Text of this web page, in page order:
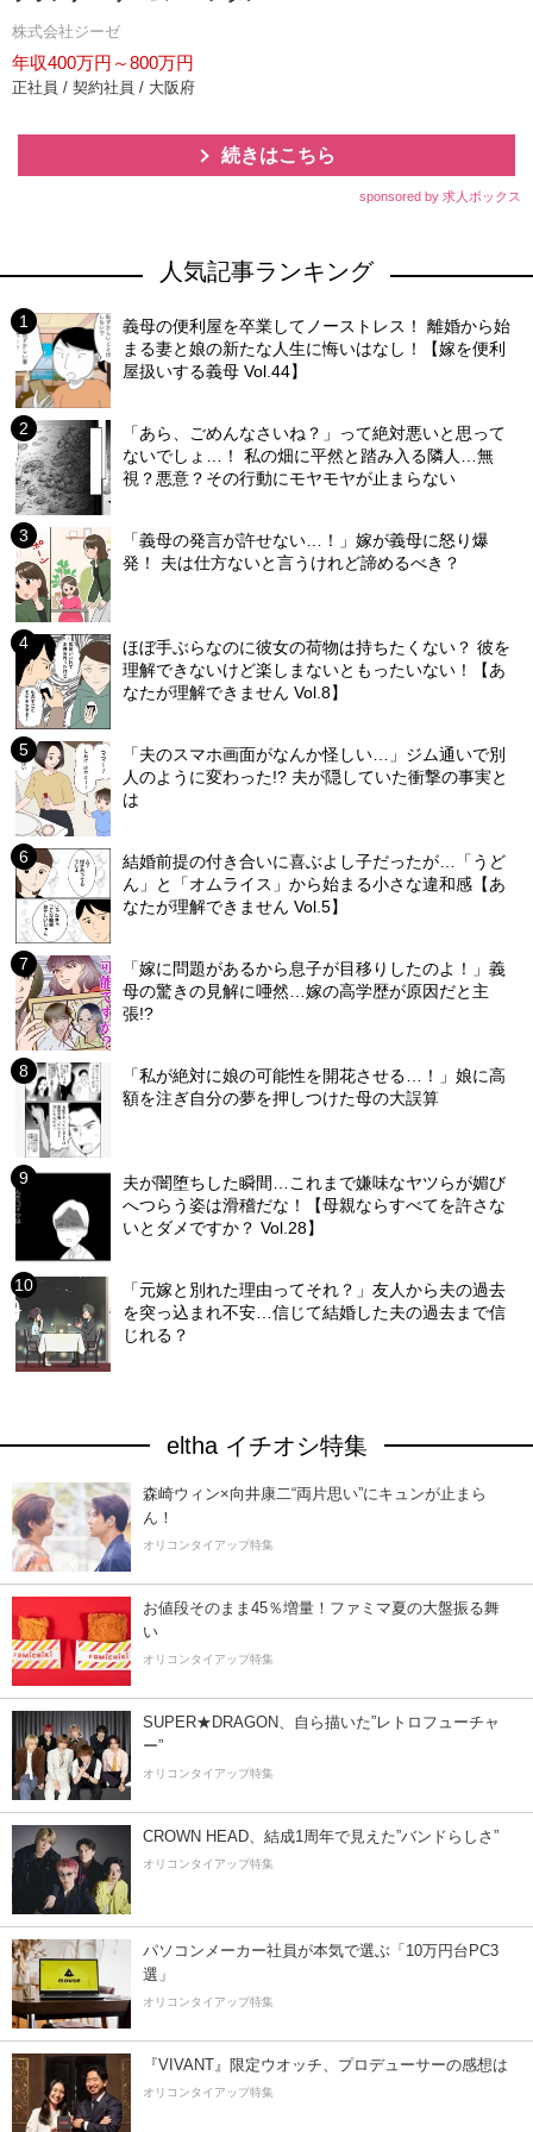
株式会社ジーゼ
年収400万円～800万円
正社員 / 契約社員 / 大阪府
続きはこちら
sponsored by 求人ボックス
人気記事ランキング
義母の便利屋を卒業してノーストレス！ 離婚から始
まる妻と娘の新たな人生に悔いはなし！【嫁を便利
屋扱いする義母 Vol.44】
「あら、ごめんなさいね？」って絶対悪いと思って
ないでしょ…！ 私の畑に平然と踏み入る隣人…無
視？悪意？その行動にモヤモヤが止まらない
「義母の発言が許せない…！」嫁が義母に怒り爆
発！ 夫は仕方ないと言うけれど諦めるべき？
ほぼ手ぶらなのに彼女の荷物は持ちたくない？ 彼を
理解できないけど楽しまないともったいない！【あ
なたが理解できません Vol.8】
「夫のスマホ画面がなんか怪しい…」ジム通いで別
人のように変わった!? 夫が隠していた衝撃の事実と
は
結婚前提の付き合いに喜ぶよし子だったが…「うど
ん」と「オムライス」から始まる小さな違和感【あ
なたが理解できません Vol.5】
「嫁に問題があるから息子が目移りしたのよ！」義
母の驚きの見解に唖然…嫁の高学歴が原因だと主
張!?
「私が絶対に娘の可能性を開花させる…！」娘に高
額を注ぎ自分の夢を押しつけた母の大誤算
夫が闇堕ちした瞬間…これまで嫌味なヤツらが媚び
へつらう姿は滑稽だな！【母親ならすべてを許さな
いとダメですか？ Vol.28】
「元嫁と別れた理由ってそれ？」友人から夫の過去
を突っ込まれ不安…信じて結婚した夫の過去まで信
じれる？
eltha イチオシ特集
森崎ウィン×向井康二“両片思い”にキュンが止まら
ん！
オリコンタイアップ特集
お値段そのまま45％増量！ファミマ夏の大盤振る舞
い
オリコンタイアップ特集
SUPER★DRAGON、自ら描いた”レトロフューチャ
ー”
オリコンタイアップ特集
CROWN HEAD、結成1周年で見えた”バンドらしさ”
オリコンタイアップ特集
パソコンメーカー社員が本気で選ぶ「10万円台PC3
選」
オリコンタイアップ特集
『VIVANT』限定ウオッチ、プロデューサーの感想は
オリコンタイアップ特集